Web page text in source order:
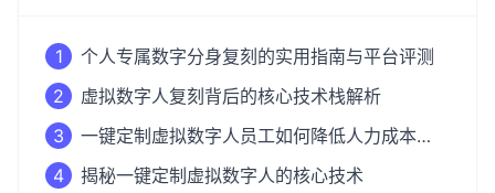
1
个人专属数字分身复刻的实用指南与平台评测
2
虚拟数字人复刻背后的核心技术栈解析
3
一键定制虚拟数字人员工如何降低人力成本
50%？
4
揭秘一键定制虚拟数字人的核心技术